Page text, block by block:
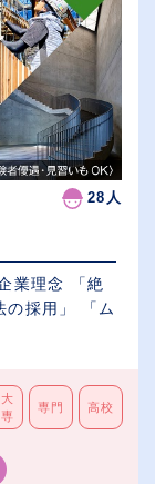
28人
念 「絶
の採用」 「ム
専門 高校